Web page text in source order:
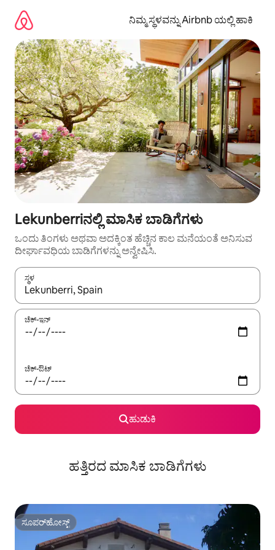
ಹೋಗಿ
ನಿಮ್ಮ ಸ್ಥಳವನ್ನು Airbnb ಯಲ್ಲಿ ಹಾಕಿ
Lekunberriನಲ್ಲಿ ಮಾಸಿಕ ಬಾಡಿಗೆಗಳು
ಒಂದು ತಿಂಗಳು ಅಥವಾ ಅದಕ್ಕಿಂತ ಹೆಚ್ಚಿನ ಕಾಲ ಮನೆಯಂತೆ ಅನಿಸುವ
ದೀರ್ಘಾವಧಿಯ ಬಾಡಿಗೆಗಳನ್ನು ಅನ್ವೇಷಿಸಿ.
ಸ್ಥಳ
ಫಲಿತಾಂಶಗಳು ಲಭ್ಯವಿರುವಾಗ, ಅಪ್ ಮತ್ತು ಡೌನ್ ಬಾಣದ ಕೀಲಿಗಳೊಂದಿಗೆ
ಚೆಕ್-ಇನ್
ಚೆಕ್-ಔಟ್
ಹುಡುಕಿ
ಹತ್ತಿರದ ಮಾಸಿಕ ಬಾಡಿಗೆಗಳು
ಸೂಪರ್‌ಹೋಸ್ಟ್
ಸೂಪರ್‌ಹೋಸ್ಟ್